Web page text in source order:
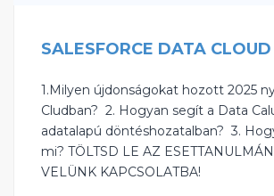
1.Milyen újdonságokat hozott 2025
Cludban? ‍ 2. Hogyan segít a Data
adatalapú döntéshozatalban? ‍ 3.
mi? TÖLTSD LE AZ
VELÜNK KAPCSOLATBA!